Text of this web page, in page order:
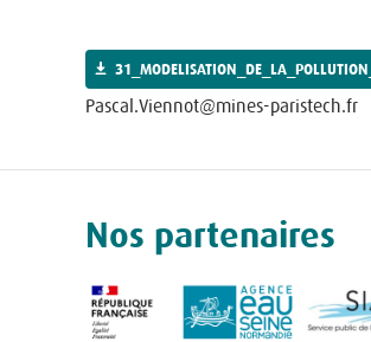
Pascal.Viennot@mines-paristech.fr
Nos partenaires